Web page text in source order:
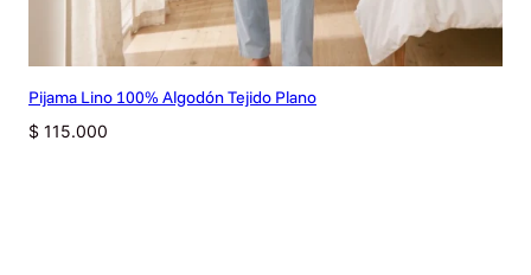
Pijama Lino 100% Algodón Tejido Plano
$ 115.000